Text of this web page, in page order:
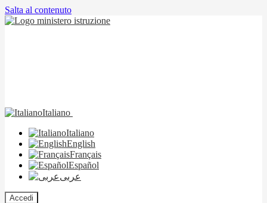
Salta al contenuto
Italiano
Italiano
English
Français
Español
عربى
Accedi